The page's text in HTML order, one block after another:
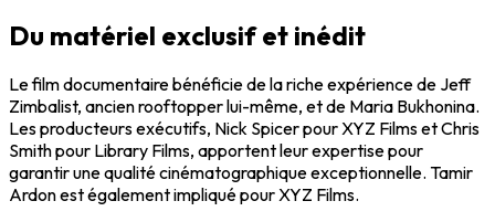
Du matériel exclusif et inédit
Le film documentaire bénéficie de la riche expérience de Jeff
Zimbalist, ancien rooftopper lui-même, et de Maria Bukhonina.
Les producteurs exécutifs, Nick Spicer pour XYZ Films et Chris
Smith pour Library Films, apportent leur expertise pour
garantir une qualité cinématographique exceptionnelle. Tamir
Ardon est également impliqué pour XYZ Films.